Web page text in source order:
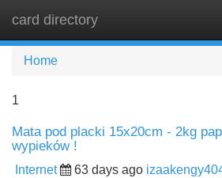
card directory
Home
1
Mata pod placki 15x20cm - 2kg
wypieków !
Internet 63 days ago